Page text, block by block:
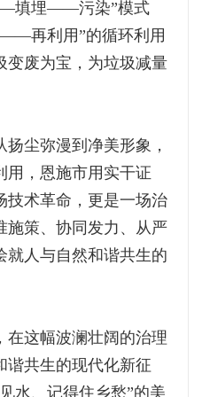
填埋——污染”模式
再利用”的循环利用
变废为宝，为垃圾减量
尘弥漫到净美形象，
用，恩施市用实干证
技术革命，更是一场治
施策、协同发力、从严
就人与自然和谐共生的
在这幅波澜壮阔的治理
谐共生的现代化新征
水、记得住乡愁”的美